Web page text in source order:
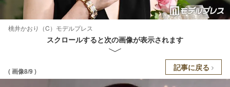
桃井かおり（C）モデルプレス
スクロールすると次の画像が表示されます
( 画像8/9 ) 記事に戻る